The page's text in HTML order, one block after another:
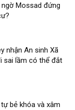
Mossad đứng
nhận An sinh Xã
sai lầm có thể đắt
bẻ khóa và xâm